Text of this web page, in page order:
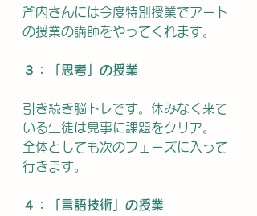
斧内さんには今度特別授業でアート
の授業の講師をやってくれます。
３：「思考」の授業
引き続き脳トレです。休みなく来て
いる生徒は見事に課題をクリア。
全体としても次のフェーズに入って
行きます。
４：「言語技術」の授業